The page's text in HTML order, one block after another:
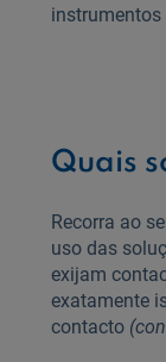
instrumentos
Quais
Recorra ao
uso das
exijam
exatamente
contacto